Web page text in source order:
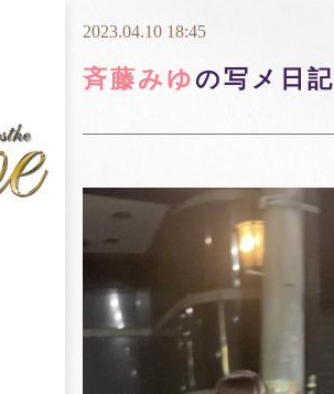
2023.04.10 18:45
斉藤みゆの写メ日記